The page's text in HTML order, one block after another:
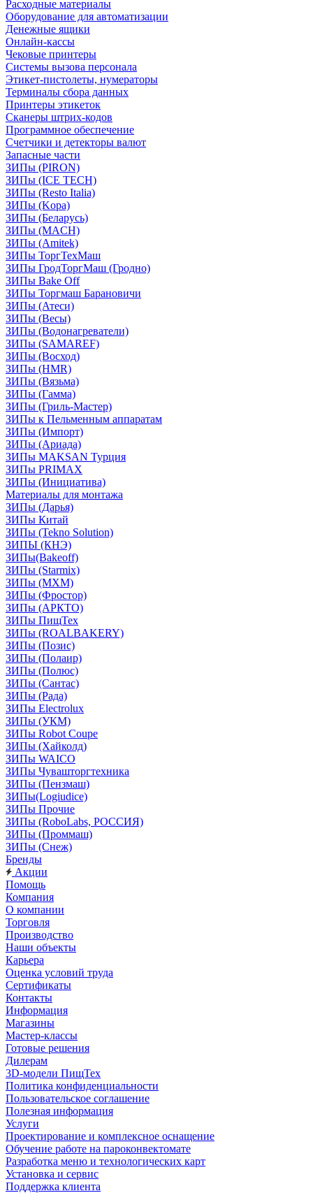
Расходные материалы
Оборудование для автоматизации
Денежные ящики
Онлайн-кассы
Чековые принтеры
Системы вызова персонала
Этикет-пистолеты, нумераторы
Терминалы сбора данных
Принтеры этикеток
Сканеры штрих-кодов
Программное обеспечение
Счетчики и детекторы валют
Запасные части
ЗИПы (PIRON)
ЗИПы (ICE TECH)
ЗИПы (Resto Italia)
ЗИПы (Kopa)
ЗИПы (Беларусь)
ЗИПы (MACH)
ЗИПы (Amitek)
ЗИПы ТоргТехМаш
ЗИПы ГродТоргМаш (Гродно)
ЗИПы Bake Off
ЗИПы Торгмаш Барановичи
ЗИПы (Атеси)
ЗИПы (Весы)
ЗИПы (Водонагреватели)
ЗИПы (SAMAREF)
ЗИПы (Восход)
ЗИПы (HMR)
ЗИПы (Вязьма)
ЗИПы (Гамма)
ЗИПы (Гриль-Мастер)
ЗИПы к Пельменным аппаратам
ЗИПы (Импорт)
ЗИПы (Ариада)
ЗИПы MAKSAN Турция
ЗИПы PRIMAX
ЗИПы (Инициатива)
Материалы для монтажа
ЗИПы (Дарья)
ЗИПы Китай
ЗИПы (Tekno Solution)
ЗИПЫ (КНЭ)
ЗИПы(Bakeoff)
ЗИПы (Starmix)
ЗИПы (МХМ)
ЗИПы (Фростор)
ЗИПы (АРКТО)
ЗИПы ПищТех
ЗИПы (ROALBAKERY)
ЗИПы (Позис)
ЗИПы (Полаир)
ЗИПы (Полюс)
ЗИПы (Сантас)
ЗИПы (Рада)
ЗИПы Electrolux
ЗИПы (УКМ)
ЗИПы Robot Coupe
ЗИПы (Хайколд)
ЗИПы WAICO
ЗИПы Чувашторгтехника
ЗИПы (Пензмаш)
ЗИПы(Logiudice)
ЗИПы Прочие
ЗИПы (RoboLabs, РОССИЯ)
ЗИПы (Проммаш)
ЗИПы (Снеж)
Бренды
Акции
Помощь
Компания
О компании
Торговля
Производство
Наши объекты
Карьера
Оценка условий труда
Сертификаты
Контакты
Информация
Магазины
Мастер-классы
Готовые решения
Дилерам
3D-модели ПищТех
Политика конфиденциальности
Пользовательское соглашение
Полезная информация
Услуги
Проектирование и комплексное оснащение
Обучение работе на пароконвектомате
Разработка меню и технологических карт
Установка и сервис
Поддержка клиента